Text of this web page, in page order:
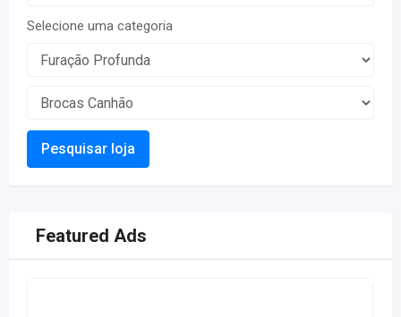
Selecione uma categoria
Pesquisar loja
Featured Ads